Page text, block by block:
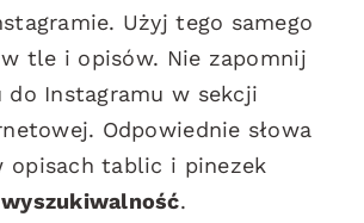
Użyj tego samego
tle i opisów. Nie zapomnij
do Instagramu w sekcji
Odpowiednie słowa
opisach tablic i pinezek
wyszukiwalność.